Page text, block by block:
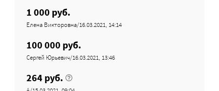
1 000 руб.
Елена Викторовна/16.03.2021, 14:14
100 000 руб.
Сергей Юрьевич/16.03.2021, 13:46
264 руб.